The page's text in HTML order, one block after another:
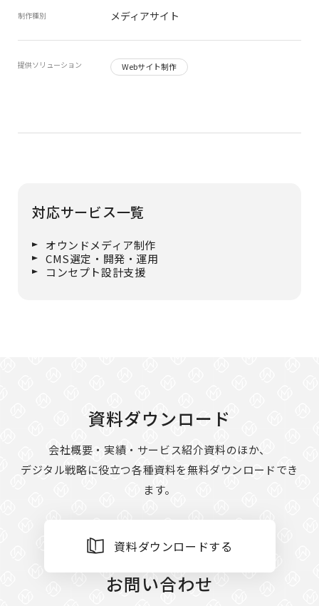
制作種別 メディアサイト
提供ソリューション Webサイト制作
対応サービス一覧
オウンドメディア制作
CMS選定・開発・運用
コンセプト設計支援
資料ダウンロード
会社概要・実績・サービス紹介資料のほか、
デジタル戦略に役立つ各種資料を無料ダウンロードでき
ます。
資料ダウンロードする
お問い合わせ